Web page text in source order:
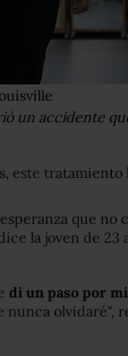
un accidente
este tratamiento
que
la joven de 23
di un paso por
olvidaré",